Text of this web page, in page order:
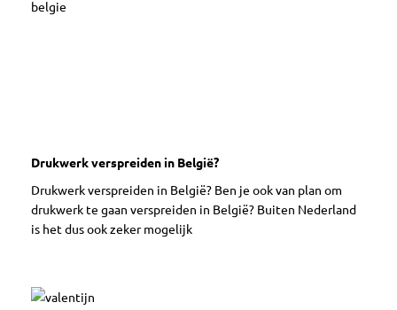
Drukwerk verspreiden in België?
Drukwerk verspreiden in België? Ben je ook van plan om
drukwerk te gaan verspreiden in België? Buiten Nederland
is het dus ook zeker mogelijk